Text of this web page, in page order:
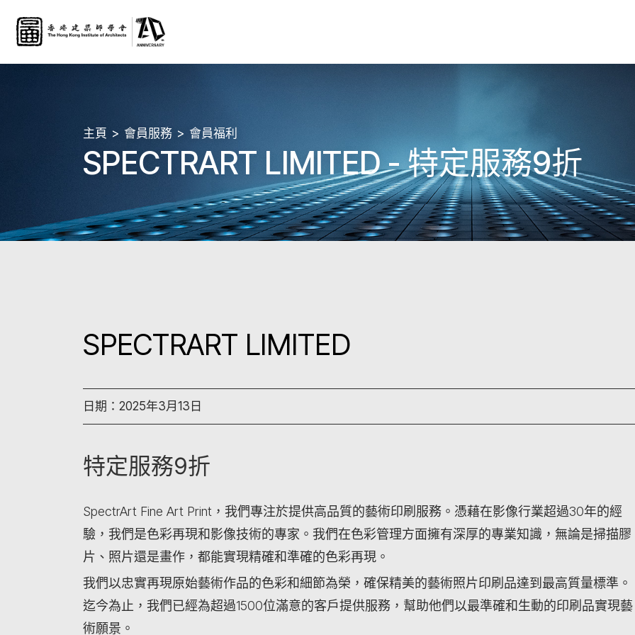
主頁 會員服務 會員福利
SPECTRART LIMITED - 特定服務9折
SPECTRART LIMITED
日期：2025年3月13日
特定服務9折
SpectrArt Fine Art Print，我們專注於提供高品質的藝術印刷服務。憑藉在影像行業超過30年的經
驗，我們是色彩再現和影像技術的專家。我們在色彩管理方面擁有深厚的專業知識，無論是掃描膠
片、照片還是畫作，都能實現精確和準確的色彩再現。
我們以忠實再現原始藝術作品的色彩和細節為榮，確保精美的藝術照片印刷品達到最高質量標準。
迄今為止，我們已經為超過1500位滿意的客戶提供服務，幫助他們以最準確和生動的印刷品實現藝
術願景。